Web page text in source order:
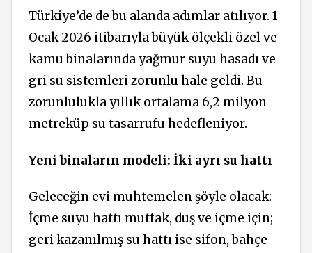
Türkiye’de de bu alanda adımlar atılıyor. 1
Ocak 2026 itibarıyla büyük ölçekli özel ve
kamu binalarında yağmur suyu hasadı ve
gri su sistemleri zorunlu hale geldi. Bu
zorunlulukla yıllık ortalama 6,2 milyon
metreküp su tasarrufu hedefleniyor.
Yeni binaların modeli: İki ayrı su hattı
Geleceğin evi muhtemelen şöyle olacak:
İçme suyu hattı mutfak, duş ve içme için;
geri kazanılmış su hattı ise sifon, bahçe